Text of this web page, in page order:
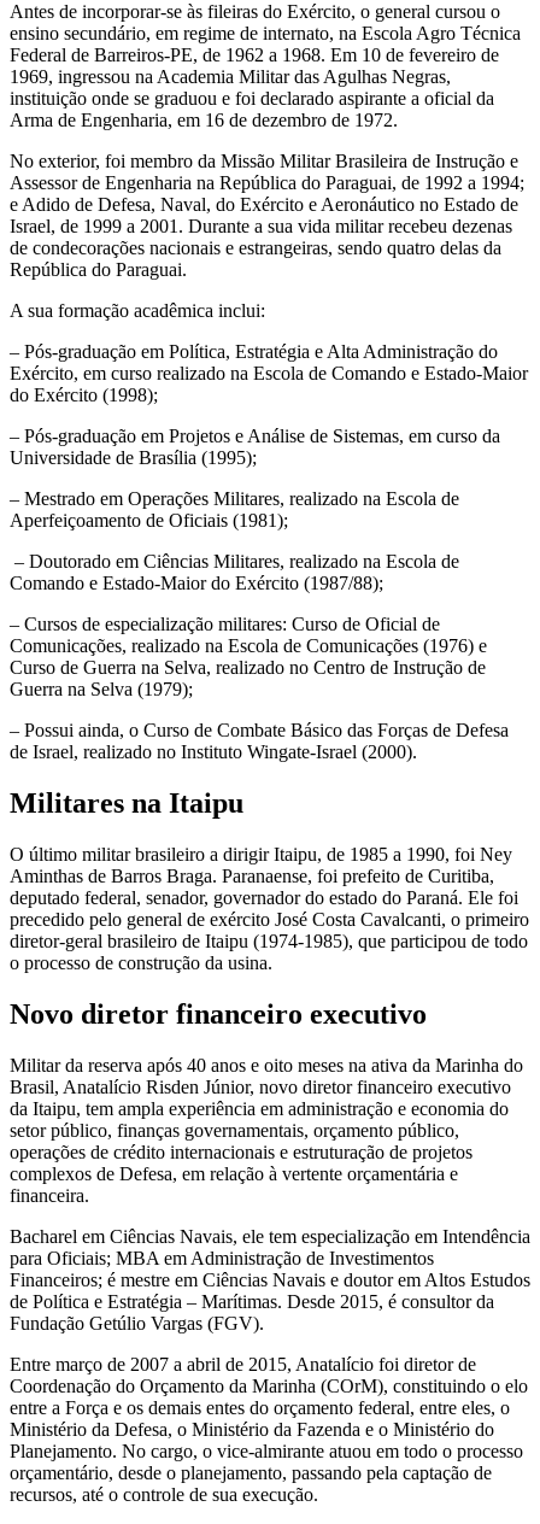
Antes de incorporar-se às fileiras do Exército, o general cursou o
ensino secundário, em regime de internato, na Escola Agro Técnica
Federal de Barreiros-PE, de 1962 a 1968. Em 10 de fevereiro de
1969, ingressou na Academia Militar das Agulhas Negras,
instituição onde se graduou e foi declarado aspirante a oficial da
Arma de Engenharia, em 16 de dezembro de 1972.
No exterior, foi membro da Missão Militar Brasileira de Instrução e
Assessor de Engenharia na República do Paraguai, de 1992 a 1994;
e Adido de Defesa, Naval, do Exército e Aeronáutico no Estado de
Israel, de 1999 a 2001. Durante a sua vida militar recebeu dezenas
de condecorações nacionais e estrangeiras, sendo quatro delas da
República do Paraguai.
A sua formação acadêmica inclui:
– Pós-graduação em Política, Estratégia e Alta Administração do
Exército, em curso realizado na Escola de Comando e Estado-Maior
do Exército (1998);
– Pós-graduação em Projetos e Análise de Sistemas, em curso da
Universidade de Brasília (1995);
– Mestrado em Operações Militares, realizado na Escola de
Aperfeiçoamento de Oficiais (1981);
– Doutorado em Ciências Militares, realizado na Escola de
Comando e Estado-Maior do Exército (1987/88);
– Cursos de especialização militares: Curso de Oficial de
Comunicações, realizado na Escola de Comunicações (1976) e
Curso de Guerra na Selva, realizado no Centro de Instrução de
Guerra na Selva (1979);
– Possui ainda, o Curso de Combate Básico das Forças de Defesa
de Israel, realizado no Instituto Wingate-Israel (2000).
Militares na Itaipu
O último militar brasileiro a dirigir Itaipu, de 1985 a 1990, foi Ney
Aminthas de Barros Braga. Paranaense, foi prefeito de Curitiba,
deputado federal, senador, governador do estado do Paraná. Ele foi
precedido pelo general de exército José Costa Cavalcanti, o primeiro
diretor-geral brasileiro de Itaipu (1974-1985), que participou de todo
o processo de construção da usina.
Novo diretor financeiro executivo
Militar da reserva após 40 anos e oito meses na ativa da Marinha do
Brasil, Anatalício Risden Júnior, novo diretor financeiro executivo
da Itaipu, tem ampla experiência em administração e economia do
setor público, finanças governamentais, orçamento público,
operações de crédito internacionais e estruturação de projetos
complexos de Defesa, em relação à vertente orçamentária e
financeira.
Bacharel em Ciências Navais, ele tem especialização em Intendência
para Oficiais; MBA em Administração de Investimentos
Financeiros; é mestre em Ciências Navais e doutor em Altos Estudos
de Política e Estratégia – Marítimas. Desde 2015, é consultor da
Fundação Getúlio Vargas (FGV).
Entre março de 2007 a abril de 2015, Anatalício foi diretor de
Coordenação do Orçamento da Marinha (COrM), constituindo o elo
entre a Força e os demais entes do orçamento federal, entre eles, o
Ministério da Defesa, o Ministério da Fazenda e o Ministério do
Planejamento. No cargo, o vice-almirante atuou em todo o processo
orçamentário, desde o planejamento, passando pela captação de
recursos, até o controle de sua execução.